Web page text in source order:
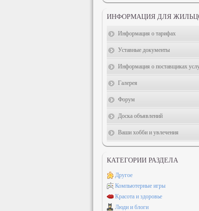
ИНФОРМАЦИЯ ДЛЯ
Информация о тарифах
Уставные документы
Информация о поставщиках
Галерея
Форум
Доска объявлений
Ваши хобби и увлечения
КАТЕГОРИИ РАЗДЕЛА
Другое
Компьютерные игры
Красота и здоровье
Люди и блоги